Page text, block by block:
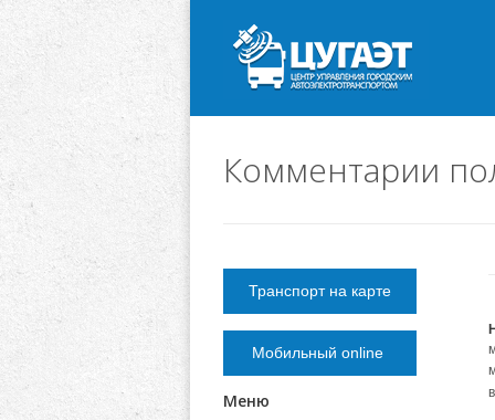
Комментарии
Транспорт на карте
Мобильный online
Меню